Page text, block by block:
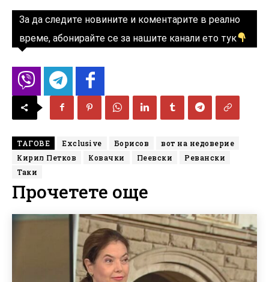
За да следите новините и коментарите в реално
време, абонирайте се за нашите канали ето тук
ТАГОВЕ Exclusive Борисов
вот на недоверие
Кирил Петков
Ковачки Пеевски
Ревански
Таки
Прочетете още